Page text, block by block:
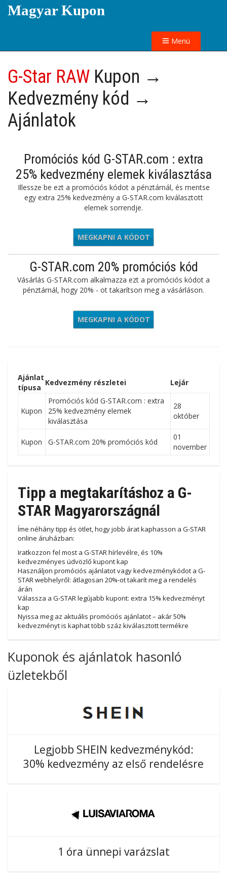
Magyar Kupon
Menü
G-Star RAW Kupon →
Kedvezmény kód →
Ajánlatok
Promóciós kód G-STAR.com : extra
25% kedvezmény elemek kiválasztása
Illessze be ezt a promóciós kódot a pénztárnál, és mentse
egy extra 25% kedvezmény a G-STAR.com kiválasztott
elemek sorrendje.
SHIRT25
MEGKAPNI A KÓDOT
G-STAR.com 20% promóciós kód
Vásárlás G-STAR.com alkalmazza ezt a promóciós kódot a
pénztárnál, hogy 20% - ot takarítson meg a vásárláson.
APP20
MEGKAPNI A KÓDOT
Ajánlat
típusa
Kedvezmény részletei Lejár
Kupon
Promóciós kód G-STAR.com : extra
25% kedvezmény elemek
kiválasztása
28
október
Kupon G-STAR.com 20% promóciós kód
01
november
Tipp a megtakarításhoz a G-
STAR Magyarországnál
Íme néhány tipp és ötlet, hogy jobb árat kaphasson a G-STAR
online áruházban:
Iratkozzon fel most a G-STAR hírlevélre, és 10%
kedvezményes üdvözlő kupont kap
Használjon promóciós ajánlatot vagy kedvezménykódot a G-
STAR webhelyről: átlagosan 20%-ot takarít meg a rendelés
árán
Válassza a G-STAR legújabb kupont: extra 15% kedvezményt
kap
Nyissa meg az aktuális promóciós ajánlatot – akár 50%
kedvezményt is kaphat több száz kiválasztott termékre
Kuponok és ajánlatok hasonló
üzletekből
Legjobb SHEIN kedvezménykód:
30% kedvezmény az első rendelésre
1 óra ünnepi varázslat